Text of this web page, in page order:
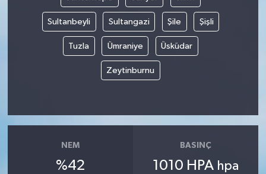
Sultanbeyli Sultangazi Şile Şişli
Tuzla Ümraniye Üsküdar
Zeytinburnu
NEM
%42
BASINÇ
1010 HPA hpa